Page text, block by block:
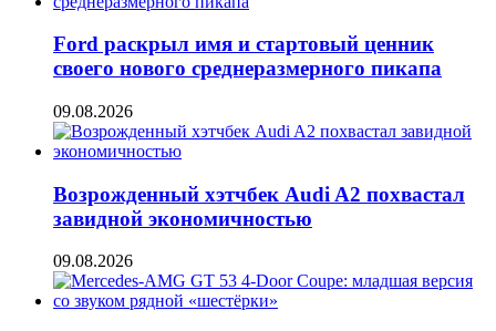
Ford раскрыл имя и стартовый ценник
своего нового среднеразмерного пикапа
09.08.2026
Возрожденный хэтчбек Audi A2 похвастал
завидной экономичностью
09.08.2026